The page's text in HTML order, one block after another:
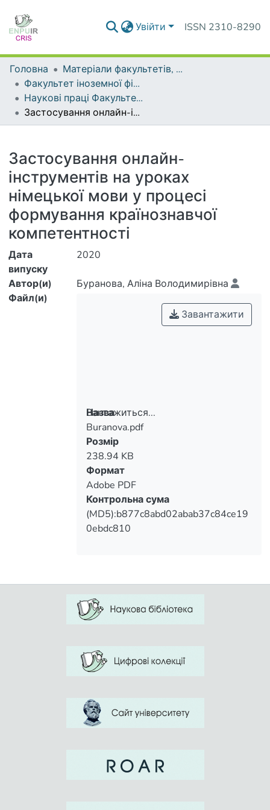
Увійти ISSN 2310-8290
Головна
Матеріали факультетів, інститутів, підрозділів
Факультет іноземної філології
Наукові праці Факультету іноземної філології
Застосування онлайн-інструментів на уроках німецької мови у процесі формування країнознавчої компетентності
Застосування онлайн-
інструментів на уроках
німецької мови у процесі
формування країнознавчої
компетентності
Дата
випуску
2020
Автор(и)
Буранова, Аліна Володимирівна
Файл(и)
Вантажиться...
Вантажиться...
Завантажити
Назва
Buranova.pdf
Розмір
238.94 KB
Формат
Adobe PDF
Контрольна сума
(MD5):b877c8abd02abab37c84ce19
0ebdc810